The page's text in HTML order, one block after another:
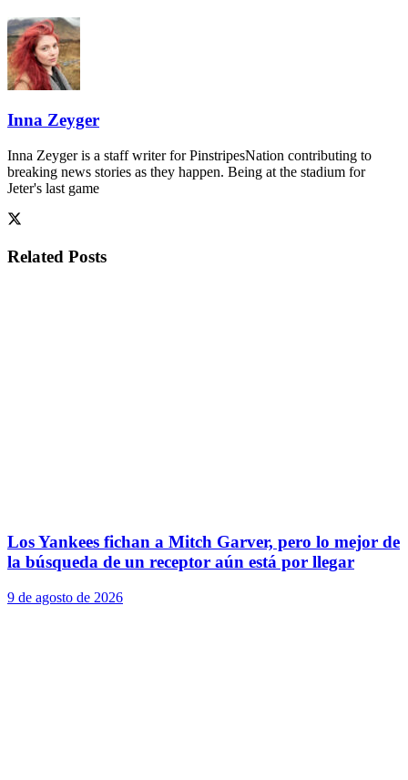
Inna Zeyger
Inna Zeyger is a staff writer for PinstripesNation contributing to
breaking news stories as they happen. Being at the stadium for
Jeter's last game
Related Posts
Los Yankees fichan a Mitch Garver, pero lo mejor de
la búsqueda de un receptor aún está por llegar
9 de agosto de 2026